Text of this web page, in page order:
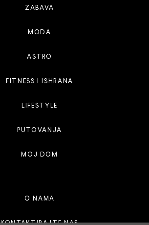
ZABAVA
MODA
ASTRO
FITNESS I ISHRANA
LIFESTYLE
PUTOVANJA
MOJ DOM
O NAMA
KONTAKTIRAJTE NAS